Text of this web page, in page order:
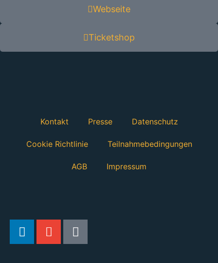
Webseite
Ticketshop
Kontakt Presse Datenschutz
Cookie Richtlinie Teilnahmebedingungen
AGB Impressum